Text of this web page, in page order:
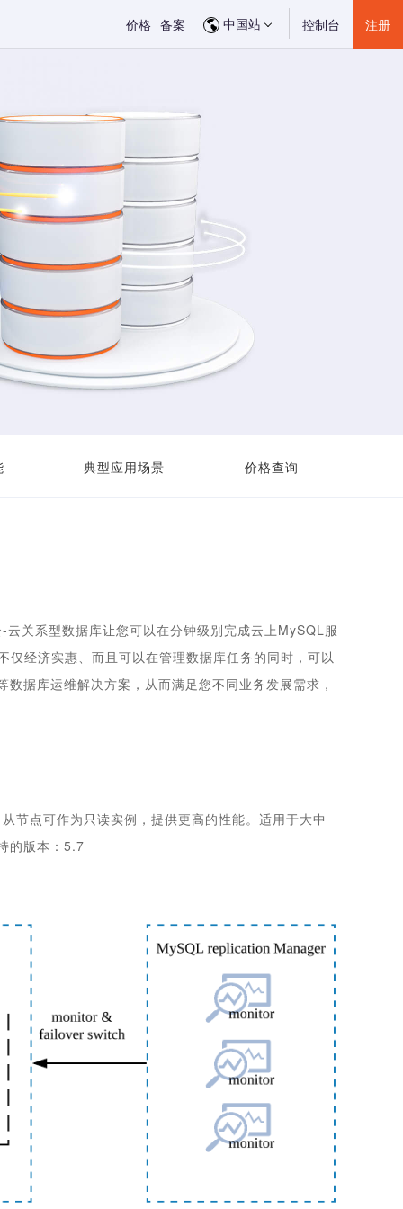
注册
控制台
中国站
备案
价格
典型应用场景 价格查询
关系型数据库让您可以在分钟级别完成云上MySQL服
经济实惠、而且可以在管理数据库任务的同时，可以
据库运维解决方案，从而满足您不同业务发展需求，
节点可作为只读实例，提供更高的性能。适用于大中
的版本：5.7